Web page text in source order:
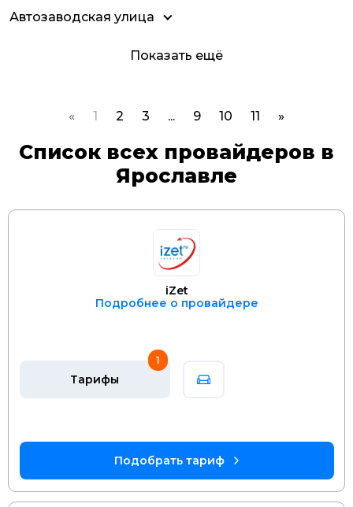
Автозаводская улица
Показать ещё
« 1 2 3 ... 9 10 11 »
Список всех провайдеров в
Ярославле
iZet
Подробнее о провайдере
Тарифы
1